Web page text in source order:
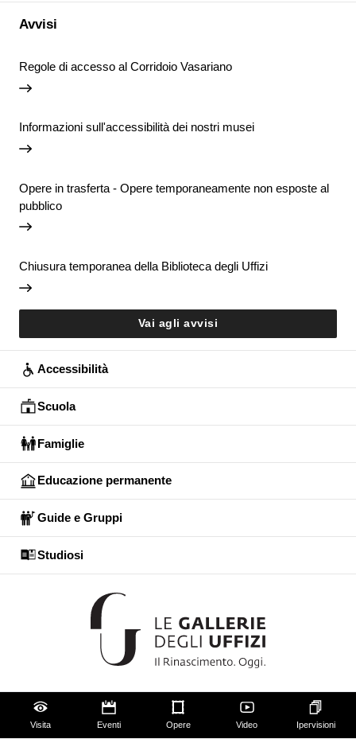
Visita Eventi Opere Video Ipervisioni
Avvisi
Regole di accesso al Corridoio Vasariano
Informazioni sull'accessibilità dei nostri musei
Opere in trasferta - Opere temporaneamente non esposte al
pubblico
Chiusura temporanea della Biblioteca degli Uffizi
Vai agli avvisi
Accessibilità
Scuola
Famiglie
Educazione permanente
Guide e Gruppi
Studiosi
Gli Uffizi